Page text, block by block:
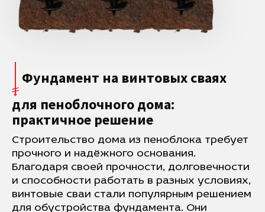
Фундамент на винтовых сваях
для пеноблочного дома:
практичное решение
Строительство дома из пеноблока требует
прочного и надёжного основания.
Благодаря своей прочности, долговечности
и способности работать в разных условиях,
винтовые сваи стали популярным решением
для обустройства фундамента. Они